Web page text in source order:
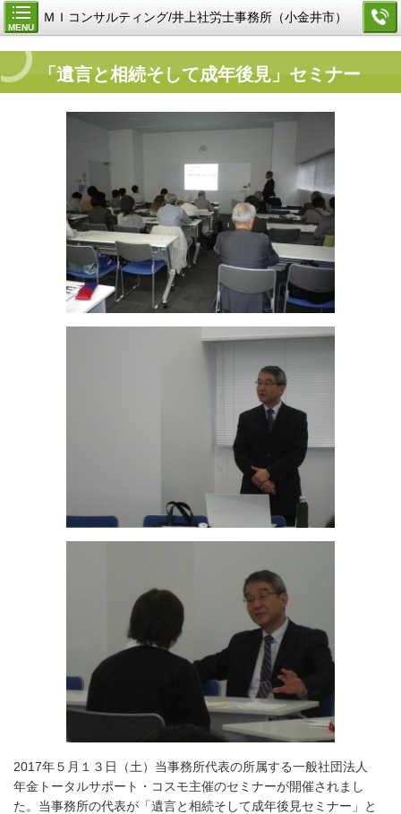
MENU
ＭＩコンサルティング/井上社労士事務所（小金井市）
「遺言と相続そして成年後見」セミナー
2017年５月１３日（土） 当事務所代表の所属する一般社団法人
年金トータルサポート・コスモ主催のセミナーが開催されまし
た。当事務所の代表が「遺言と相続そして成年後見セミナー」と